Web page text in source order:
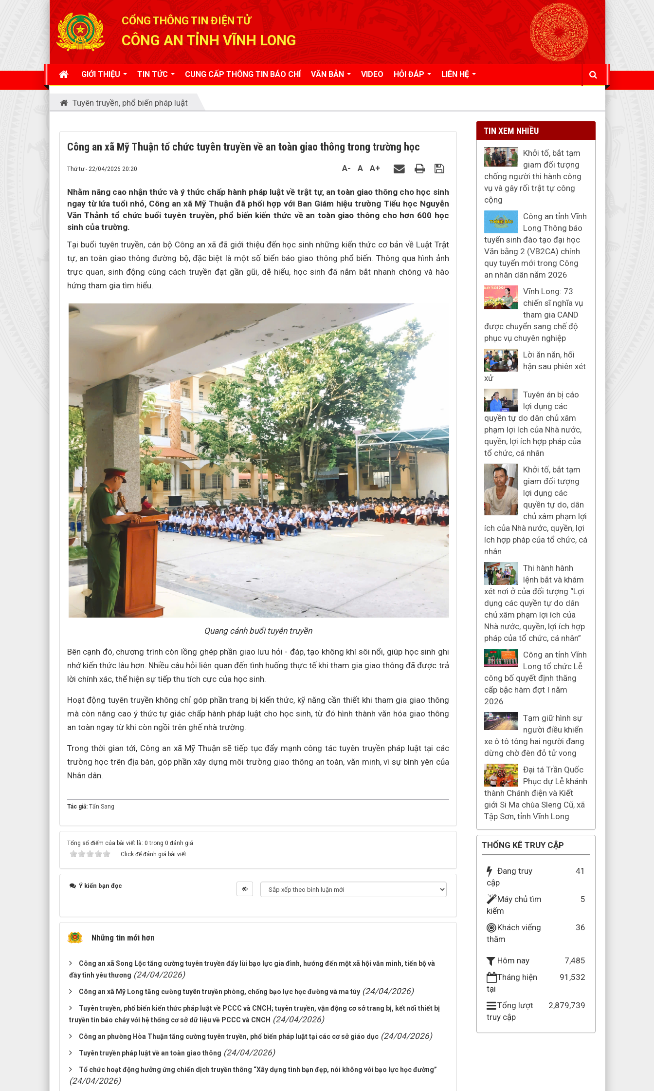
CỔNG THÔNG TIN ĐIỆN TỬ
CÔNG AN TỈNH VĨNH LONG
GIỚI THIỆU TIN TỨC CUNG CẤP THÔNG TIN BÁO CHÍ VĂN BẢN VIDEO HỎI ĐÁP LIÊN HỆ
Tuyên truyền, phổ biến pháp luật
Công an xã Mỹ Thuận tổ chức tuyên truyền về an toàn giao thông trong trường học
Thứ tư - 22/04/2026 20:20 A- A A+
Nhằm nâng cao nhận thức và ý thức chấp hành pháp luật về trật tự, an toàn giao thông cho học sinh
ngay từ lứa tuổi nhỏ, Công an xã Mỹ Thuận đã phối hợp với Ban Giám hiệu trường Tiểu học Nguyễn
Văn Thảnh tổ chức buổi tuyên truyền, phổ biến kiến thức về an toàn giao thông cho hơn 600 học
sinh của trường.
Tại buổi tuyên truyền, cán bộ Công an xã đã giới thiệu đến học sinh những kiến thức cơ bản về Luật Trật
tự, an toàn giao thông đường bộ, đặc biệt là một số biển báo giao thông phổ biến. Thông qua hình ảnh
trực quan, sinh động cùng cách truyền đạt gần gũi, dễ hiểu, học sinh đã nắm bắt nhanh chóng và hào
hứng tham gia tìm hiểu.
Quang cảnh buổi tuyên truyền
Bên cạnh đó, chương trình còn lồng ghép phần giao lưu hỏi - đáp, tạo không khí sôi nổi, giúp học sinh ghi
nhớ kiến thức lâu hơn. Nhiều câu hỏi liên quan đến tình huống thực tế khi tham gia giao thông đã được trả
lời chính xác, thể hiện sự tiếp thu tích cực của học sinh.
Hoạt động tuyên truyền không chỉ góp phần trang bị kiến thức, kỹ năng cần thiết khi tham gia giao thông
mà còn nâng cao ý thức tự giác chấp hành pháp luật cho học sinh, từ đó hình thành văn hóa giao thông
an toàn ngay từ khi còn ngồi trên ghế nhà trường.
Trong thời gian tới, Công an xã Mỹ Thuận sẽ tiếp tục đẩy mạnh công tác tuyên truyền pháp luật tại các
trường học trên địa bàn, góp phần xây dựng môi trường giao thông an toàn, văn minh, vì sự bình yên của
Nhân dân.
Tác giả: Tấn Sang
Tổng số điểm của bài viết là: 0 trong 0 đánh giá
Click để đánh giá bài viết
Ý kiến bạn đọc
Những tin mới hơn
Công an xã Song Lộc tăng cường tuyên truyền đẩy lùi bạo lực gia đình, hướng đến một xã hội văn minh, tiến bộ và
đầy tình yêu thương (24/04/2026)
Công an xã Mỹ Long tăng cường tuyên truyền phòng, chống bạo lực học đường và ma túy (24/04/2026)
Tuyên truyền, phổ biến kiến thức pháp luật về PCCC và CNCH; tuyên truyền, vận động cơ sở trang bị, kết nối thiết bị
truyền tin báo cháy với hệ thống cơ sở dữ liệu về PCCC và CNCH (24/04/2026)
Công an phường Hòa Thuận tăng cường tuyên truyền, phổ biến pháp luật tại các cơ sở giáo dục (24/04/2026)
Tuyên truyền pháp luật về an toàn giao thông (24/04/2026)
Tổ chức hoạt động hưởng ứng chiến dịch truyền thông “Xây dựng tình bạn đẹp, nói không với bạo lực học đường”
(24/04/2026)
TIN XEM NHIỀU
Khởi tố, bắt tạm
giam đối tượng
chống người thi hành công
vụ và gây rối trật tự công
cộng
Công an tỉnh Vĩnh
Long Thông báo
tuyển sinh đào tạo đại học
Văn bằng 2 (VB2CA) chính
quy tuyển mới trong Công
an nhân dân năm 2026
Vĩnh Long: 73
chiến sĩ nghĩa vụ
tham gia CAND
được chuyển sang chế độ
phục vụ chuyên nghiệp
Lời ăn năn, hối
hận sau phiên xét
xử
Tuyên án bị cáo
lợi dụng các
quyền tự do dân chủ xâm
phạm lợi ích của Nhà nước,
quyền, lợi ích hợp pháp của
tổ chức, cá nhân
Khởi tố, bắt tạm
giam đối tượng
lợi dụng các
quyền tự do, dân
chủ xâm phạm lợi
ích của Nhà nước, quyền, lợi
ích hợp pháp của tổ chức, cá
nhân
Thi hành hành
lệnh bắt và khám
xét nơi ở của đối tượng “Lợi
dụng các quyền tự do dân
chủ xâm phạm lợi ích của
Nhà nước, quyền, lợi ích hợp
pháp của tổ chức, cá nhân”
Công an tỉnh Vĩnh
Long tổ chức Lễ
công bố quyết định thăng
cấp bậc hàm đợt I năm
2026
Tạm giữ hình sự
người điều khiển
xe ô tô tông hai người đang
dừng chờ đèn đỏ tử vong
Đại tá Trần Quốc
Phục dự Lễ khánh
thành Chánh điện và Kiết
giới Si Ma chùa Sleng Cũ, xã
Tập Sơn, tỉnh Vĩnh Long
THỐNG KÊ TRUY CẬP
Đang truy
cập
41
Máy chủ tìm
kiếm
5
Khách viếng
thăm
36
Hôm nay
7,485
Tháng hiện
tại
91,532
Tổng lượt
truy cập
2,879,739